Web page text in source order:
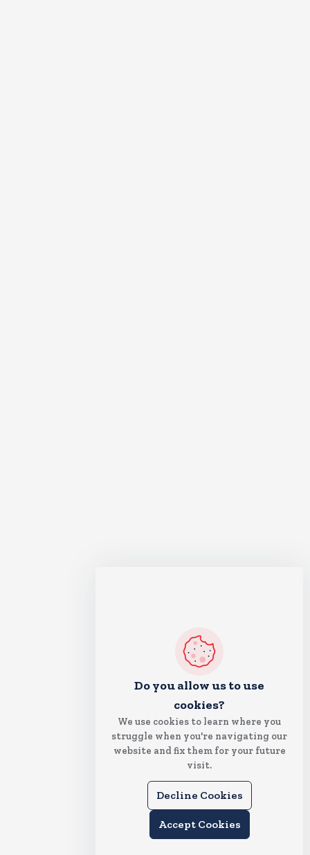
Do you allow us to use
cookies?
We use cookies to learn where you
struggle when you're navigating our
website and fix them for your future
visit.
Decline Cookies
Accept Cookies